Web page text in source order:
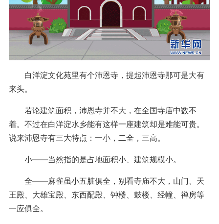
白洋淀文化苑里有个沛恩寺，提起沛恩寺那可是大有
来头。
若论建筑面积，沛恩寺并不大，在全国寺庙中数不
着。不过在白洋淀水乡能有这样一座建筑却是难能可贵。
说来沛恩寺有三大特点：一小，二全，三高。
小——当然指的是占地面积小、建筑规模小。
全——麻雀虽小五脏俱全，别看寺庙不大，山门、天
王殿、大雄宝殿、东西配殿、钟楼、鼓楼、经幢、禅房等
一应俱全。